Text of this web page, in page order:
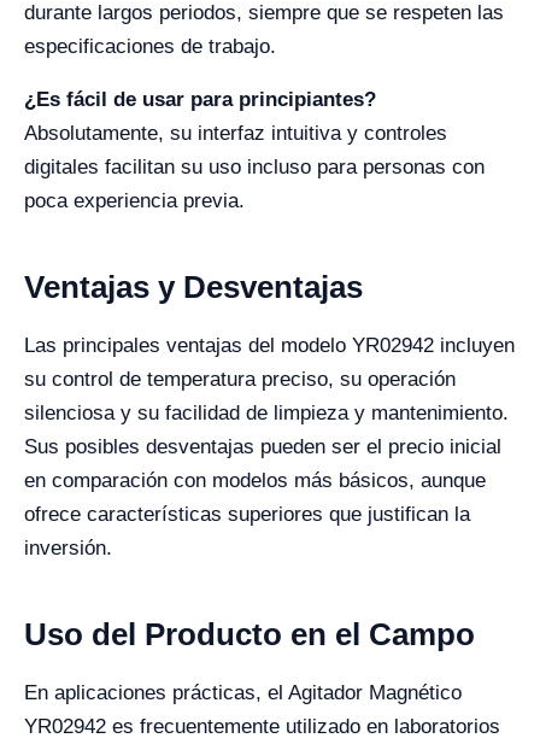
durante largos periodos, siempre que se respeten las
especificaciones de trabajo.
¿Es fácil de usar para principiantes?
Absolutamente, su interfaz intuitiva y controles
digitales facilitan su uso incluso para personas con
poca experiencia previa.
Ventajas y Desventajas
Las principales ventajas del modelo YR02942 incluyen
su control de temperatura preciso, su operación
silenciosa y su facilidad de limpieza y mantenimiento.
Sus posibles desventajas pueden ser el precio inicial
en comparación con modelos más básicos, aunque
ofrece características superiores que justifican la
inversión.
Uso del Producto en el Campo
En aplicaciones prácticas, el Agitador Magnético
YR02942 es frecuentemente utilizado en laboratorios